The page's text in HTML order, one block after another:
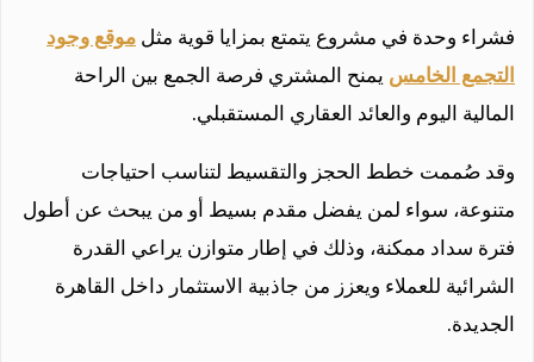
فشراء وحدة في مشروع يتمتع بمزايا قوية مثلموقع وجود
التجمع الخامسيمنح المشتري فرصة الجمع بين الراحة
المالية اليوم والعائد العقاري المستقبلي.
وقد صُممت خطط الحجز والتقسيط لتناسب احتياجات
متنوعة، سواء لمن يفضل مقدم بسيط أو من يبحث عن أطول
فترة سداد ممكنة، وذلك في إطار متوازن يراعي القدرة
الشرائية للعملاء ويعزز من جاذبية الاستثمار داخل القاهرة
الجديدة.